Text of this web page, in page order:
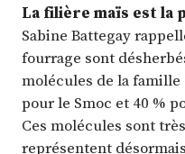
La filière maïs est la
Sabine Battegay
fourrage sont
molécules de la famille
pour le Smoc et 40 %
Ces molécules sont
représentent